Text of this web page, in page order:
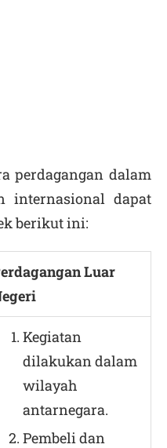
perdagangan dalam
internasional dapat
berikut ini:
Luar
Kegiatan
dilakukan dalam
wilayah
antarnegara.
Pembeli dan